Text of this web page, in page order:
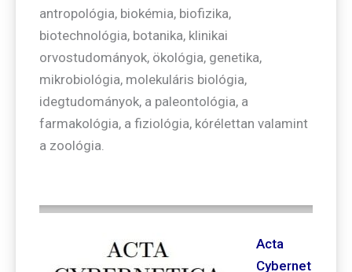
antropológia, biokémia, biofizika,
biotechnológia, botanika, klinikai
orvostudományok, ökológia, genetika,
mikrobiológia, molekuláris biológia,
idegtudományok, a paleontológia, a
farmakológia, a fiziológia, kórélettan valamint
a zoológia.
Acta
Cybernet